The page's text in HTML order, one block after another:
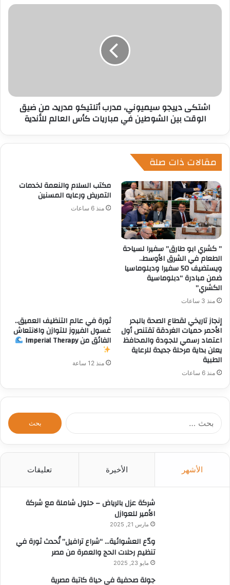
اشتكى دييجو سيميوني، مدرب أتلتيكو مدريد، من ضيق
الوقت بين الشوطين في مباريات كأس العالم للأندية
مقالات ذات صلة
” كشري ابو طارق” سفيرا لسياحة
الطعام في الشرق الأوسط..
ويستضيف 50 سفيرا ودبلوماسيا
ضمن مبادرة “دبلوماسية
الكشري”
منذ 3 ساعات
مكتب السلام والنعمة لخدمات
التمريض ورعايه المسنين
منذ 6 ساعات
إنجاز تاريخي لقطاع الصحة بالبحر
الأحمر حميات الغردقة تقتنص أول
اعتماد رسمي للجودة والمحافظ
يعلن بداية مرحلة جديدة للرعاية
الطبية
منذ 6 ساعات
ثورة في عالم التنظيف العميق..
غسول الفيروز للتوازن والانتعاش
الفائق من Imperial Therapy
منذ 12 ساعة
الأشهر الأخيرة تعليقات
شركة عزل بالرياض – حلول شاملة مع شركة
الأمير للعوازل
مارس 21, 2025
ودّع العشوائية… “شراع ترافيل” تُحدث ثورة في
تنظيم رحلات الحج والعمرة من مصر
مايو 23, 2025
جولة صحفية في حياة كاتبة مصرية